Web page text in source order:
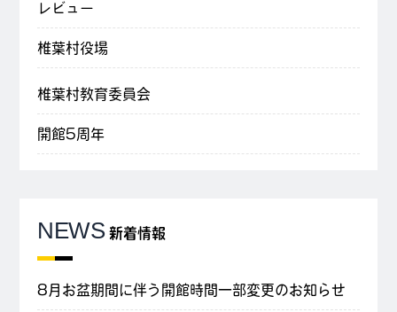
レビュー
椎葉村役場
椎葉村教育委員会
開館5周年
NEWS 新着情報
8月お盆期間に伴う開館時間一部変更のお知らせ